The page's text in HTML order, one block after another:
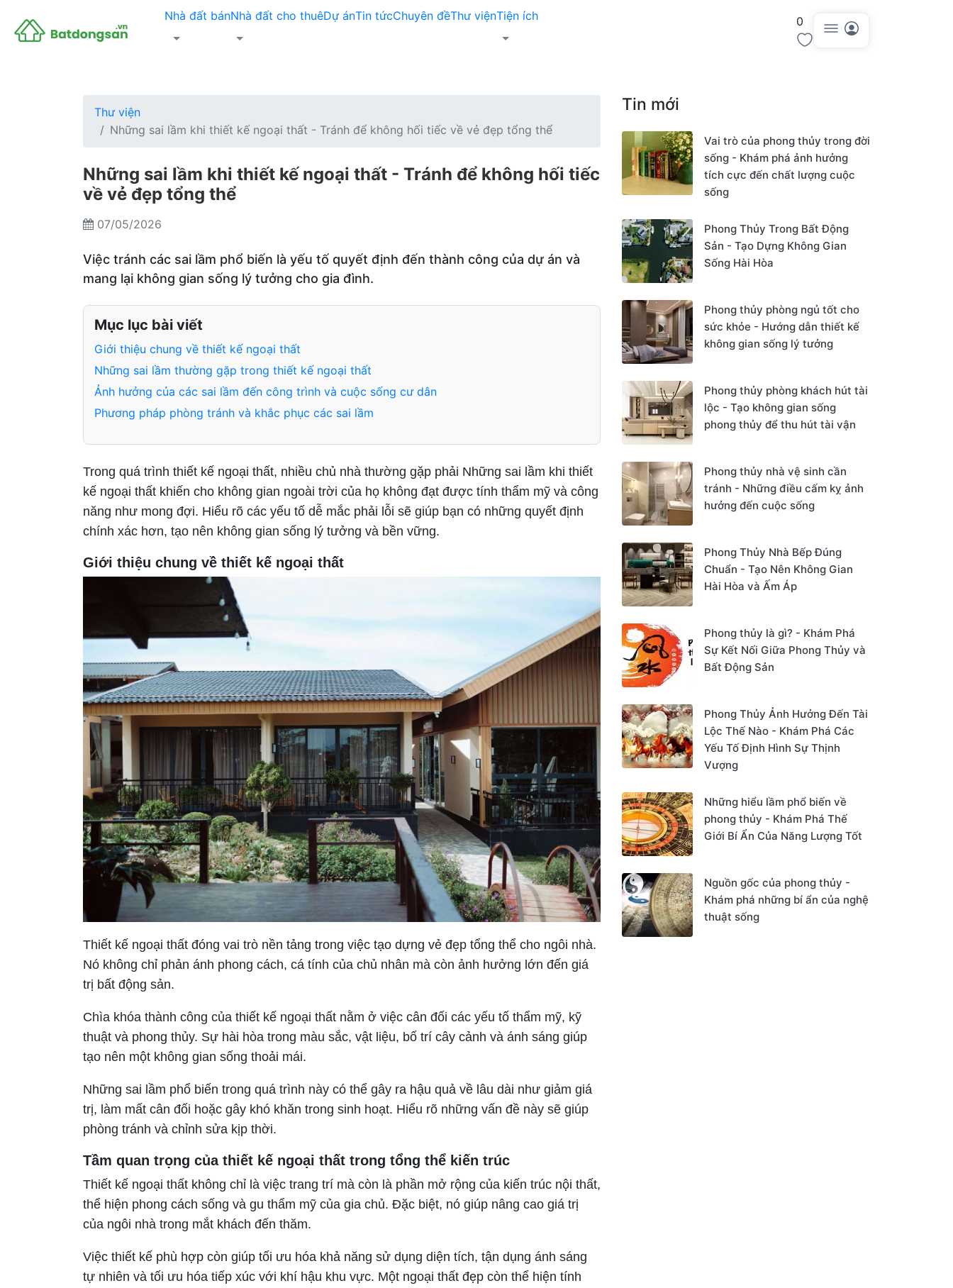
Nhà đất bánNhà đất cho thuêDự ánTin tứcChuyên đềThư việnTiện ích 0
Thư viện
Những sai lầm khi thiết kế ngoại thất - Tránh để không hối tiếc về vẻ đẹp tổng thể
Những sai lầm khi thiết kế ngoại thất - Tránh để không hối tiếc
về vẻ đẹp tổng thể
07/05/2026
Việc tránh các sai lầm phổ biến là yếu tố quyết định đến thành công của dự án và
mang lại không gian sống lý tưởng cho gia đình.
Mục lục bài viết
Giới thiệu chung về thiết kế ngoại thất
Những sai lầm thường gặp trong thiết kế ngoại thất
Ảnh hưởng của các sai lầm đến công trình và cuộc sống cư dân
Phương pháp phòng tránh và khắc phục các sai lầm
Trong quá trình thiết kế ngoại thất, nhiều chủ nhà thường gặp phải Những sai lầm khi thiết
kế ngoại thất khiến cho không gian ngoài trời của họ không đạt được tính thẩm mỹ và công
năng như mong đợi. Hiểu rõ các yếu tố dễ mắc phải lỗi sẽ giúp bạn có những quyết định
chính xác hơn, tạo nên không gian sống lý tưởng và bền vững.
Giới thiệu chung về thiết kế ngoại thất
Thiết kế ngoại thất đóng vai trò nền tảng trong việc tạo dựng vẻ đẹp tổng thể cho ngôi nhà.
Nó không chỉ phản ánh phong cách, cá tính của chủ nhân mà còn ảnh hưởng lớn đến giá
trị bất động sản.
Chìa khóa thành công của thiết kế ngoại thất nằm ở việc cân đối các yếu tố thẩm mỹ, kỹ
thuật và phong thủy. Sự hài hòa trong màu sắc, vật liệu, bố trí cây cảnh và ánh sáng giúp
tạo nên một không gian sống thoải mái.
Những sai lầm phổ biến trong quá trình này có thể gây ra hậu quả về lâu dài như giảm giá
trị, làm mất cân đối hoặc gây khó khăn trong sinh hoạt. Hiểu rõ những vấn đề này sẽ giúp
phòng tránh và chỉnh sửa kịp thời.
Tầm quan trọng của thiết kế ngoại thất trong tổng thể kiến trúc
Thiết kế ngoại thất không chỉ là việc trang trí mà còn là phần mở rộng của kiến trúc nội thất,
thể hiện phong cách sống và gu thẩm mỹ của gia chủ. Đặc biệt, nó giúp nâng cao giá trị
của ngôi nhà trong mắt khách đến thăm.
Việc thiết kế phù hợp còn giúp tối ưu hóa khả năng sử dụng diện tích, tận dụng ánh sáng
tự nhiên và tối ưu hóa tiếp xúc với khí hậu khu vực. Một ngoại thất đẹp còn thể hiện tính
Tin mới
Vai trò của phong thủy trong đời
sống - Khám phá ảnh hưởng
tích cực đến chất lượng cuộc
sống
Phong Thủy Trong Bất Động
Sản - Tạo Dựng Không Gian
Sống Hài Hòa
Phong thủy phòng ngủ tốt cho
sức khỏe - Hướng dẫn thiết kế
không gian sống lý tưởng
Phong thủy phòng khách hút tài
lộc - Tạo không gian sống
phong thủy để thu hút tài vận
Phong thủy nhà vệ sinh cần
tránh - Những điều cấm kỵ ảnh
hưởng đến cuộc sống
Phong Thủy Nhà Bếp Đúng
Chuẩn - Tạo Nên Không Gian
Hài Hòa và Ấm Áp
Phong thủy là gì? - Khám Phá
Sự Kết Nối Giữa Phong Thủy và
Bất Động Sản
Phong Thủy Ảnh Hưởng Đến Tài
Lộc Thế Nào - Khám Phá Các
Yếu Tố Định Hình Sự Thịnh
Vượng
Những hiểu lầm phổ biến về
phong thủy - Khám Phá Thế
Giới Bí Ẩn Của Năng Lượng Tốt
Nguồn gốc của phong thủy -
Khám phá những bí ẩn của nghệ
thuật sống